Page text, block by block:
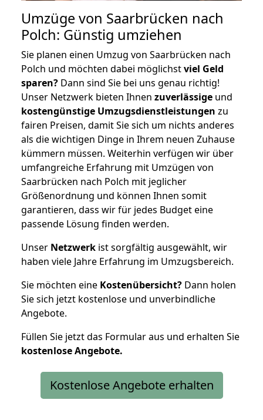
Umzüge von Saarbrücken nach
Polch: Günstig umziehen
Sie planen einen Umzug von Saarbrücken nach
Polch und möchten dabei möglichstviel Geld
sparen? Dann sind Sie bei uns genau richtig!
Unser Netzwerk bieten Ihnen zuverlässige und
kostengünstige Umzugsdienstleistungen zu
fairen Preisen, damit Sie sich um nichts anderes
als die wichtigen Dinge in Ihrem neuen Zuhause
kümmern müssen. Weiterhin verfügen wir über
umfangreiche Erfahrung mit Umzügen von
Saarbrücken nach Polch mit jeglicher
Größenordnung und können Ihnen somit
garantieren, dass wir für jedes Budget eine
passende Lösung finden werden.
Unser Netzwerk ist sorgfältig ausgewählt, wir
haben viele Jahre Erfahrung im Umzugsbereich.
Sie möchten eine Kostenübersicht? Dann holen
Sie sich jetzt kostenlose und unverbindliche
Angebote.
Füllen Sie jetzt das Formular aus und erhalten Sie
kostenloseAngebote.
Kostenlose Angebote erhalten